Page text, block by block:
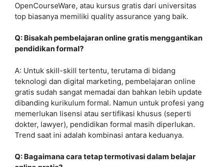
OpenCourseWare, atau kursus gratis dari universitas
top biasanya memiliki quality assurance yang baik.
Q: Bisakah pembelajaran online gratis menggantikan
pendidikan formal?
A: Untuk skill-skill tertentu, terutama di bidang
teknologi dan digital marketing, pembelajaran online
gratis sudah sangat memadai dan bahkan lebih update
dibanding kurikulum formal. Namun untuk profesi yang
memerlukan lisensi atau sertifikasi khusus (seperti
dokter, lawyer), pendidikan formal masih diperlukan.
Trend saat ini adalah kombinasi antara keduanya.
Q: Bagaimana cara tetap termotivasi dalam belajar